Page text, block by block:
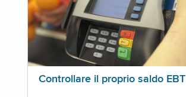
Controllare il proprio saldo EBT